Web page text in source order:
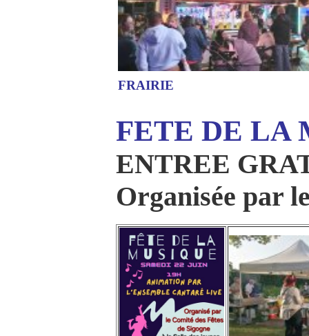
FRAIRIE
FETE DE LA
ENTREE
Organisée par